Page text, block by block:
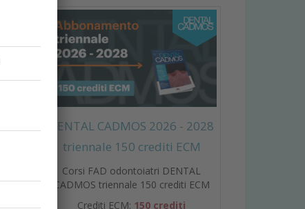
DENTAL CADMOS 2026 - 2028
triennale 150 crediti ECM
Corsi FAD odontoiatri DENTAL
CADMOS triennale 150 crediti ECM
Crediti ECM: 150 crediti